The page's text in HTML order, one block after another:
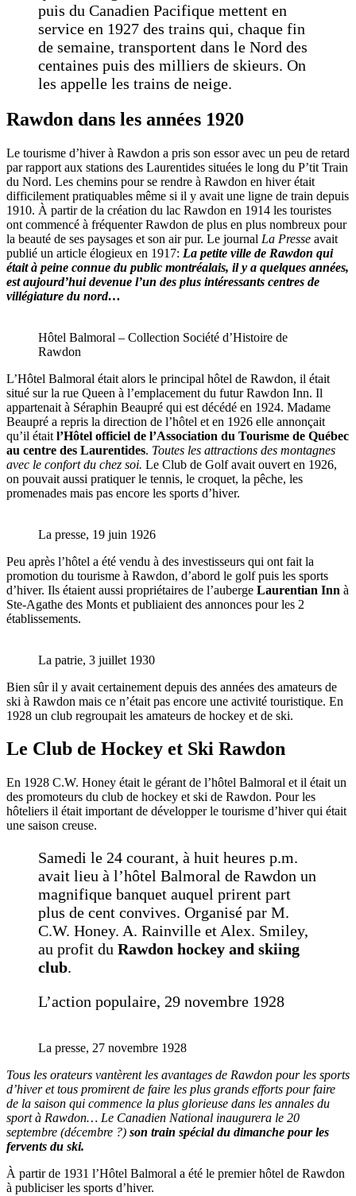
puis du Canadien Pacifique mettent en
service en 1927 des trains qui, chaque fin
de semaine, transportent dans le Nord des
centaines puis des milliers de skieurs. On
les appelle les trains de neige.
Rawdon dans les années 1920
Le tourisme d’hiver à Rawdon a pris son essor avec un peu de retard
par rapport aux stations des Laurentides situées le long du P’tit Train
du Nord. Les chemins pour se rendre à Rawdon en hiver était
difficilement pratiquables même si il y avait une ligne de train depuis
1910. À partir de la création du lac Rawdon en 1914 les touristes
ont commencé à fréquenter Rawdon de plus en plus nombreux pour
la beauté de ses paysages et son air pur. Le journal La Presse avait
publié un article élogieux en 1917: La petite ville de Rawdon qui
était à peine connue du public montréalais, il y a quelques années,
est aujourd’hui devenue l’un des plus intéressants centres de
villégiature du nord…
Hôtel Balmoral – Collection Société d’Histoire de
Rawdon
L’Hôtel Balmoral était alors le principal hôtel de Rawdon, il était
situé sur la rue Queen à l’emplacement du futur Rawdon Inn. Il
appartenait à Séraphin Beaupré qui est décédé en 1924. Madame
Beaupré a repris la direction de l’hôtel et en 1926 elle annonçait
qu’il était l’Hôtel officiel de l’Association du Tourisme de Québec
au centre des Laurentides. Toutes les attractions des montagnes
avec le confort du chez soi. Le Club de Golf avait ouvert en 1926,
on pouvait aussi pratiquer le tennis, le croquet, la pêche, les
promenades mais pas encore les sports d’hiver.
La presse, 19 juin 1926
Peu après l’hôtel a été vendu à des investisseurs qui ont fait la
promotion du tourisme à Rawdon, d’abord le golf puis les sports
d’hiver. Ils étaient aussi propriétaires de l’auberge Laurentian Inn à
Ste-Agathe des Monts et publiaient des annonces pour les 2
établissements.
La patrie, 3 juillet 1930
Bien sûr il y avait certainement depuis des années des amateurs de
ski à Rawdon mais ce n’était pas encore une activité touristique. En
1928 un club regroupait les amateurs de hockey et de ski.
Le Club de Hockey et Ski Rawdon
En 1928 C.W. Honey était le gérant de l’hôtel Balmoral et il était un
des promoteurs du club de hockey et ski de Rawdon. Pour les
hôteliers il était important de développer le tourisme d’hiver qui était
une saison creuse.
Samedi le 24 courant, à huit heures p.m.
avait lieu à l’hôtel Balmoral de Rawdon un
magnifique banquet auquel prirent part
plus de cent convives. Organisé par M.
C.W. Honey. A. Rainville et Alex. Smiley,
au profit du Rawdon hockey and skiing
club.
L’action populaire, 29 novembre 1928
La presse, 27 novembre 1928
Tous les orateurs vantèrent les avantages de Rawdon pour les sports
d’hiver et tous promirent de faire les plus grands efforts pour faire
de la saison qui commence la plus glorieuse dans les annales du
sport à Rawdon… Le Canadien National inaugurera le 20
septembre (décembre ?) son train spécial du dimanche pour les
fervents du ski.
À partir de 1931 l’Hôtel Balmoral a été le premier hôtel de Rawdon
à publiciser les sports d’hiver.